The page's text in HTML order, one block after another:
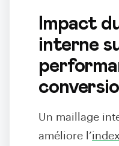
Impact
interne
Un maillage
améliore l’